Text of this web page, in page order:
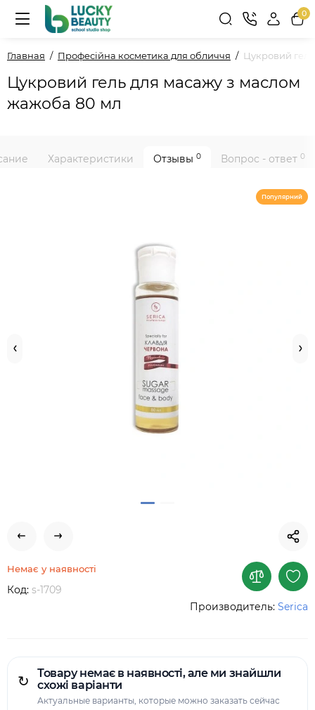
0
Главная Професійна косметика для обличчя Цукровий
Цукровий гель для масажу з маслом
жажоба 80 мл
Характеристики Отзывы 0 Вопрос - ответ 0
Популярний
Немає у наявності
Код: s-1709
Производитель: Serica
↻
Товару немає в наявності, але ми знайшли
схожі варіанти
Актуальные варианты, которые можно заказать сейчас